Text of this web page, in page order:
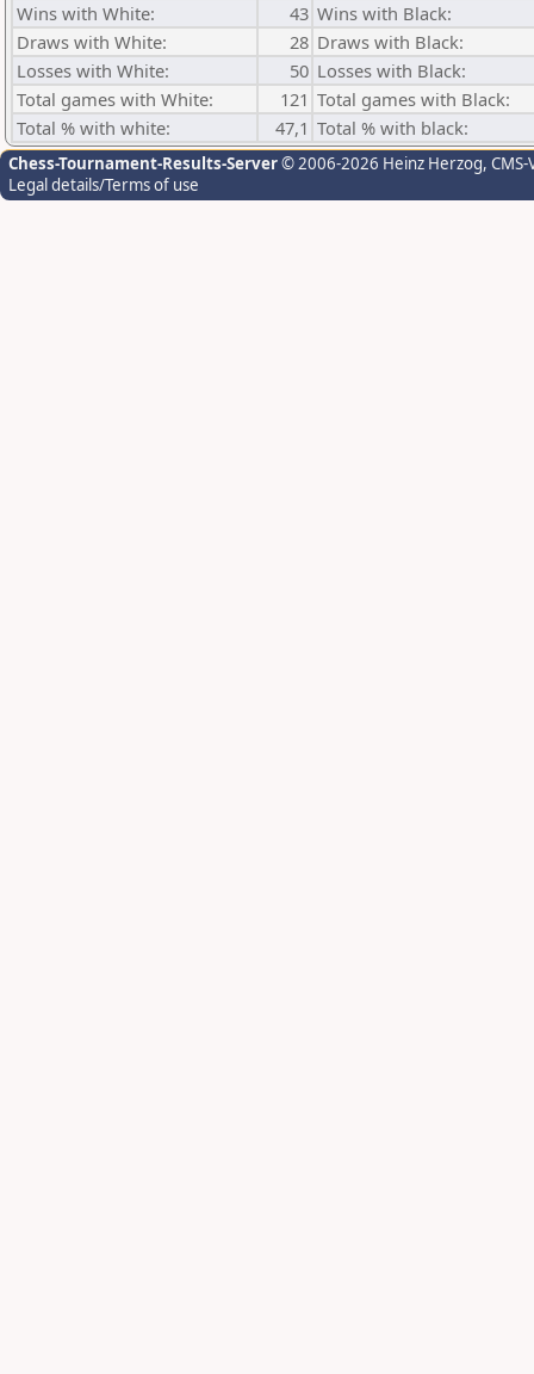
Wins with White:
43 Wins with Black:
Draws with White:
28 Draws with Black:
Losses with White:
50 Losses with Black:
Total games with White:
121 Total games with Black:
Total % with white:
47,1 Total % with black:
Chess-Tournament-Results-Server© 2006-2026 Heinz Herzog,
Legal details/Terms of use